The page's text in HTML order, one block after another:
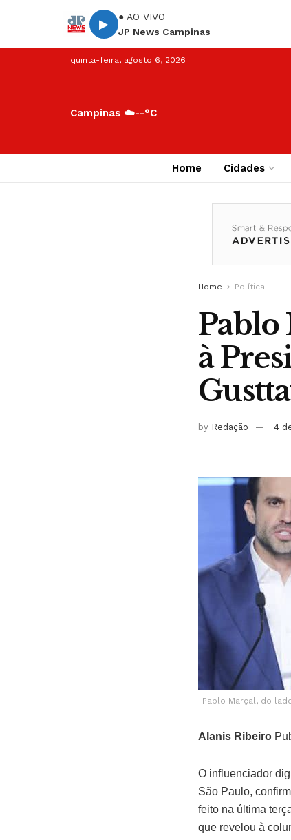
▶
● AO VIVO
JP News Campinas
quinta-feira, agosto 6, 2026
Campinas ☁️--°C
Home Cidades
Home Política
à
by Redação 4
Pablo Marçal, do
Alanis Ribeiro
O influenciador
São Paulo,
feito na última
que revelou à